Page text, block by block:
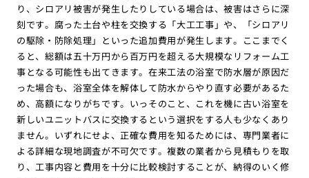
り、シロアリ被害が発生したりしている場合は、被害はさらに深
刻です。腐った土台や柱を交換する「大工工事」や、「シロアリ
の駆除・防除処理」といった追加費用が発生します。ここまでく
ると、総額は五十万円から百万円を超える大規模なリフォーム工
事となる可能性も出てきます。在来工法の浴室で防水層が原因だ
った場合も、浴室全体を解体して防水からやり直す必要があるた
め、高額になりがちです。いっそのこと、これを機に古い浴室を
新しいユニットバスに交換するという選択をする人も少なくあり
ません。いずれにせよ、正確な費用を知るためには、専門業者に
よる詳細な現地調査が不可欠です。複数の業者から見積もりを取
り、工事内容と費用を十分に比較検討することが、納得のいく修